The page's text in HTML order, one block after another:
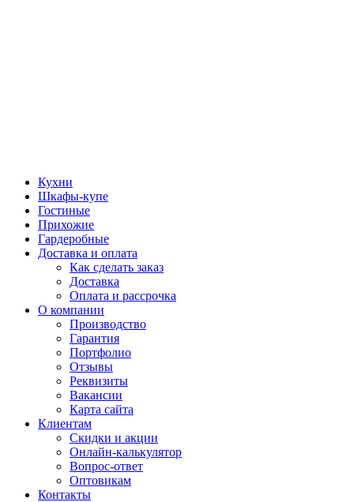
Кухни
Шкафы-купе
Гостиные
Прихожие
Гардеробные
Доставка и оплата
Как сделать заказ
Доставка
Оплата и рассрочка
О компании
Производство
Гарантия
Портфолио
Отзывы
Реквизиты
Вакансии
Карта сайта
Клиентам
Скидки и акции
Онлайн-калькулятор
Вопрос-ответ
Оптовикам
Контакты